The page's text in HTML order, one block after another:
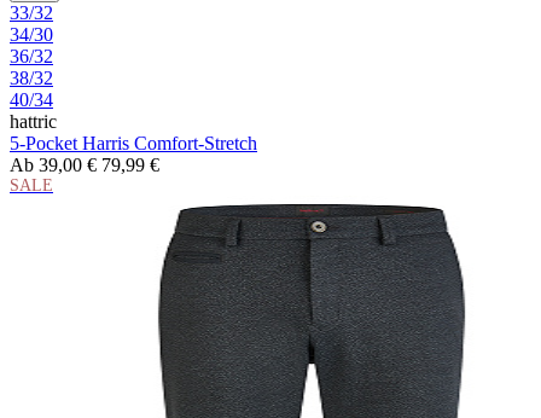
33/32
34/30
36/32
38/32
40/34
hattric
5-Pocket Harris Comfort-Stretch
Ab 39,00 € 79,99 €
SALE